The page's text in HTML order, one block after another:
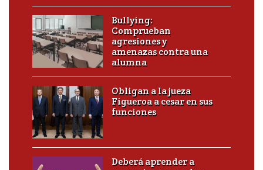
Bullying:
Comprueban
agresiones y
amenazas contra una
alumna
Obligan a la jueza
Figueroa a cesar en sus
funciones
Deberá aprender a